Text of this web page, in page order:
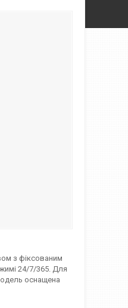
з фіксованим
24/7/365. Для
оснащена